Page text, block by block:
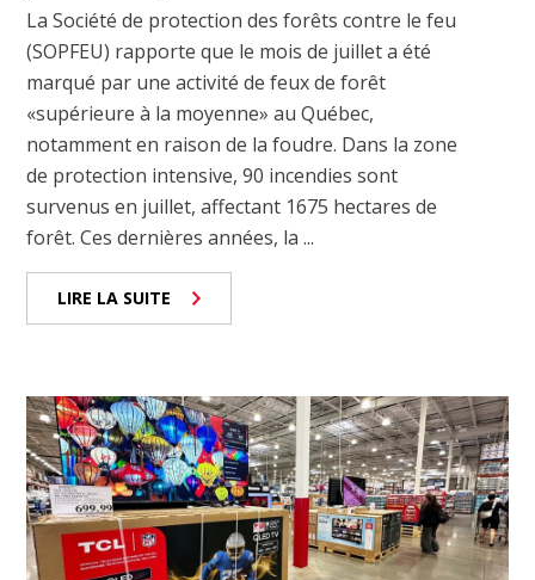
La Société de protection des forêts contre le feu
(SOPFEU) rapporte que le mois de juillet a été
marqué par une activité de feux de forêt
«supérieure à la moyenne» au Québec,
notamment en raison de la foudre. Dans la zone
de protection intensive, 90 incendies sont
survenus en juillet, affectant 1675 hectares de
forêt. Ces dernières années, la ...
LIRE LA SUITE